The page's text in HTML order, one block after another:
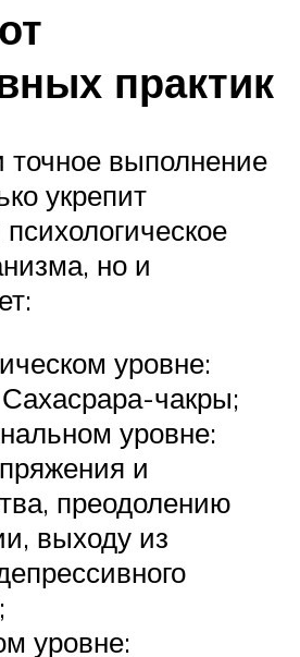
практик
точное выполнение
укрепит
но и
уровне:
чакры;
уровне:
и
преодолению
выходу из
уровне: